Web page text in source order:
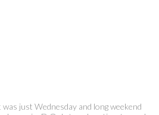
was just Wednesday and long weekend